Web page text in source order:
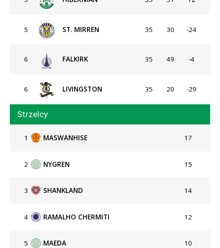
5 ST. MIRREN 35 30 -24
6 FALKIRK 35 49 -4
6 LIVINGSTON 35 20 -29
Strzelcy
1 MASWANHISE 17
2 NYGREN 15
3 SHANKLAND 14
4 RAMALHO CHERMITI 12
5 MAEDA 10